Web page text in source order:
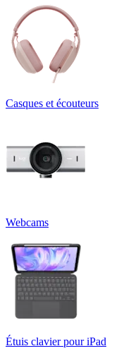
Casques et écouteurs
Webcams
Étuis clavier pour iPad